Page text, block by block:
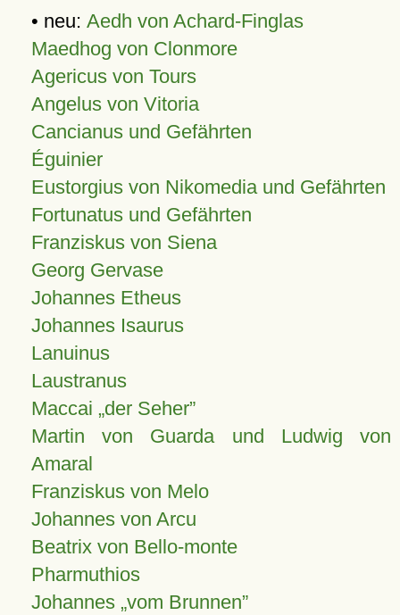
• neu: Aedh von Achard-Finglas
Maedhog von Clonmore
Agericus von Tours
Angelus von Vitoria
Cancianus und Gefährten
Éguinier
Eustorgius von Nikomedia und Gefährten
Fortunatus und Gefährten
Franziskus von Siena
Georg Gervase
Johannes Etheus
Johannes Isaurus
Lanuinus
Laustranus
Maccai „der Seher”
Martin von Guarda und Ludwig von
Amaral
Franziskus von Melo
Johannes von Arcu
Beatrix von Bello-monte
Pharmuthios
Johannes vom Brunnen